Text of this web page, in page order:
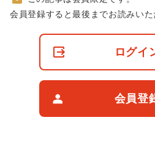
非
会員登録すると最後までお読みいた
ログイ
会員登